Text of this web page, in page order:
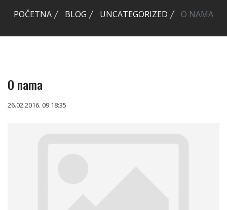
POČETNA BLOG UNCATEGORIZED O NAMA
O nama
26.02.2016. 09:18:35